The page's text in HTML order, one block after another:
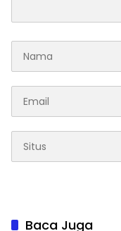
Baca Juga